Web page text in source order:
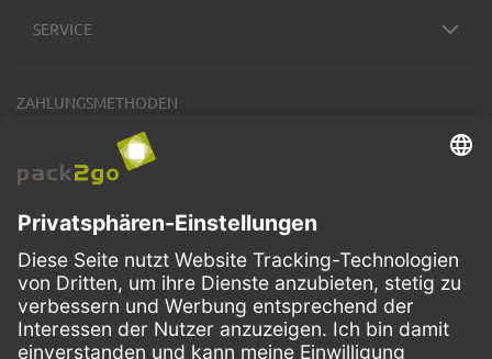
SERVICE
ZAHLUNGSMETHODEN
VERSANDARTEN
FacebookInstagramLinkedIn